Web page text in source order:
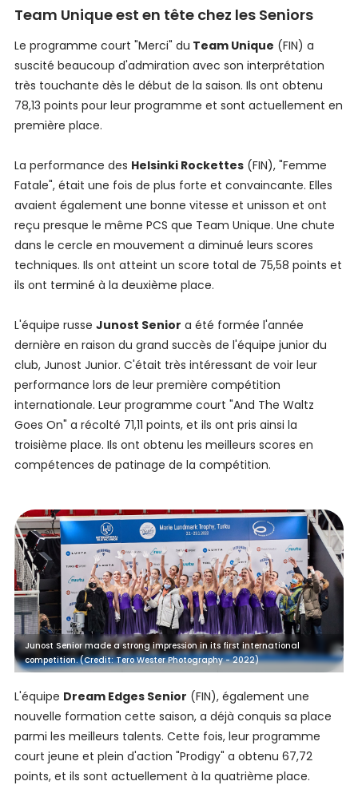
Team Unique est en tête chez les Seniors
Le programme court "Merci" du Team Unique (FIN) a
suscité beaucoup d'admiration avec son interprétation
très touchante dès le début de la saison. Ils ont obtenu
78,13 points pour leur programme et sont actuellement en
première place.
La performance des Helsinki Rockettes(FIN), "Femme
Fatale", était une fois de plus forte et convaincante. Elles
avaient également une bonne vitesse et unisson et ont
reçu presque le même PCS que Team Unique. Une chute
dans le cercle en mouvement a diminué leurs scores
techniques. Ils ont atteint un score total de 75,58 points et
ils ont terminé à la deuxième place.
L'équipe russe Junost Senior a été formée l'année
dernière en raison du grand succès de l'équipe junior du
club, Junost Junior. C'était très intéressant de voir leur
performance lors de leur première compétition
internationale. Leur programme court "And The Waltz
Goes On" a récolté 71,11 points, et ils ont pris ainsi la
troisième place. Ils ont obtenu les meilleurs scores en
compétences de patinage de la compétition.
Junost Senior made a strong impression in its first international
competition. (Credit: Tero Wester Photography - 2022)
L'équipe Dream Edges Senior (FIN), également une
nouvelle formation cette saison, a déjà conquis sa place
parmi les meilleurs talents. Cette fois, leur programme
court jeune et plein d'action "Prodigy" a obtenu 67,72
points, et ils sont actuellement à la quatrième place.